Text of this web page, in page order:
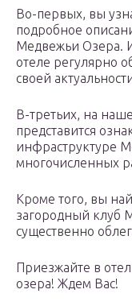
Во-первых, вы
подробное
Медвежьи Озера.
отеле регулярно
своей
В-третьих, на
представится
инфраструктуре
многочисленных
Кроме того, вы
загородный клуб
существенно
Приезжайте в
озера! Ждем Вас!